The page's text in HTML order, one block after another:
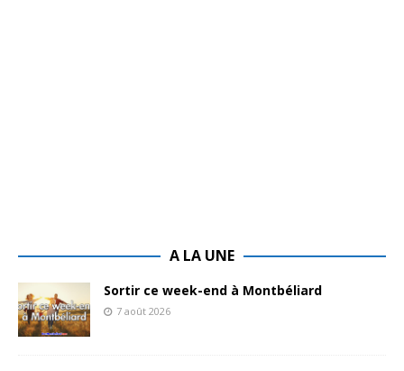
A LA UNE
Sortir ce week-end à Montbéliard
7 août 2026